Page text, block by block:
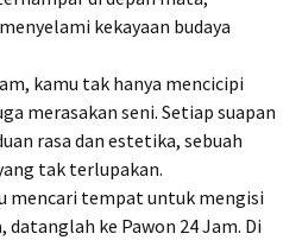
kekayaan budaya
kamu tak hanya mencicipi
merasakan seni. Setiap suapan
rasa dan estetika, sebuah
tak terlupakan.
mencari tempat untuk mengisi
datanglah ke Pawon 24 Jam. Di